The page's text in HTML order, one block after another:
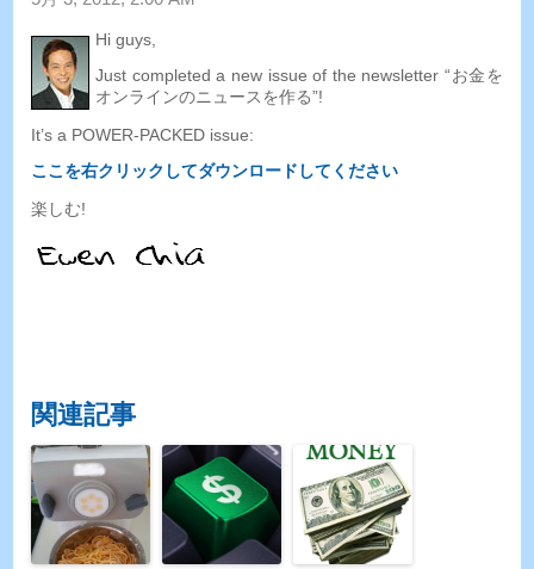
Hi guys
Just completed a new issue of the newsletter “お金を
オンラインのニュースを作る”!
It’s a POWER-PACKED issue:
ここを右クリックしてダウンロードしてください
楽しむ!
関連記事